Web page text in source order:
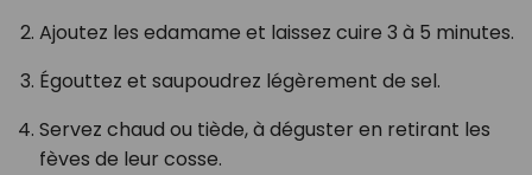
Ajoutez les edamame et laissez cuire 3 à 5 minutes.
Égouttez et saupoudrez légèrement de sel.
Servez chaud ou tiède, à déguster en retirant les
fèves de leur cosse.